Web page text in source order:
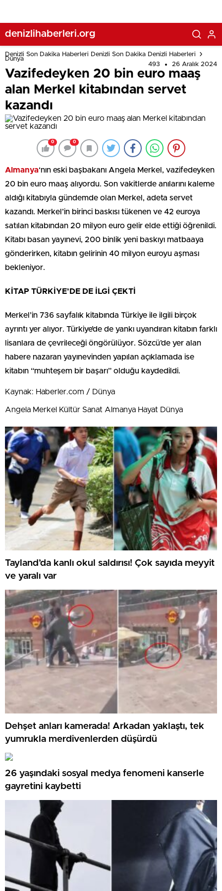
denizlihaberleri.org
Denizli Son Dakika Haberleri Denizli Son Dakika Denizli Haberleri
Dünya
493
26 Aralık 2024
Vazifedeyken 20 bin euro maaş
alan Merkel kitabından servet
kazandı
0 0
Almanya‘nın eski başbakanı Angela Merkel, vazifedeyken
20 bin euro maaş alıyordu. Son vakitlerde anılarını kaleme
aldığı kitabıyla gündemde olan Merkel, adeta servet
kazandı. Merkel’in birinci baskısı tükenen ve 42 euroya
satılan kitabından 20 milyon euro gelir elde ettiği öğrenildi.
Kitabı basan yayınevi, 200 binlik yeni baskıyı matbaaya
gönderirken, kitabın gelirinin 40 milyon euroyu aşması
bekleniyor.
KİTAP TÜRKİYE’DE DE İLGİ ÇEKTİ
Merkel’in 736 sayfalık kitabında Türkiye ile ilgili birçok
ayrıntı yer alıyor. Türkiye’de de yankı uyandıran kitabın farklı
lisanlara de çevrileceği öngörülüyor. Sözcü’de yer alan
habere nazaran yayınevinden yapılan açıklamada ise
kitabın “muhteşem bir başarı” olduğu kaydedildi.
Kaynak: Haberler.com / Dünya
Angela Merkel Kültür Sanat Almanya Hayat Dünya
Tayland’da kanlı okul saldırısı! Çok sayıda meyyit
ve yaralı var
Dehşet anları kamerada! Arkadan yaklaştı, tek
yumrukla merdivenlerden düşürdü
26 yaşındaki sosyal medya fenomeni kanserle
gayretini kaybetti